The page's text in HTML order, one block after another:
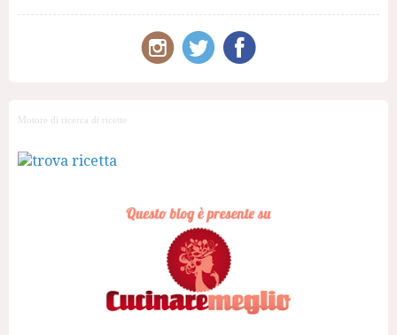
Motore di ricerca di ricette